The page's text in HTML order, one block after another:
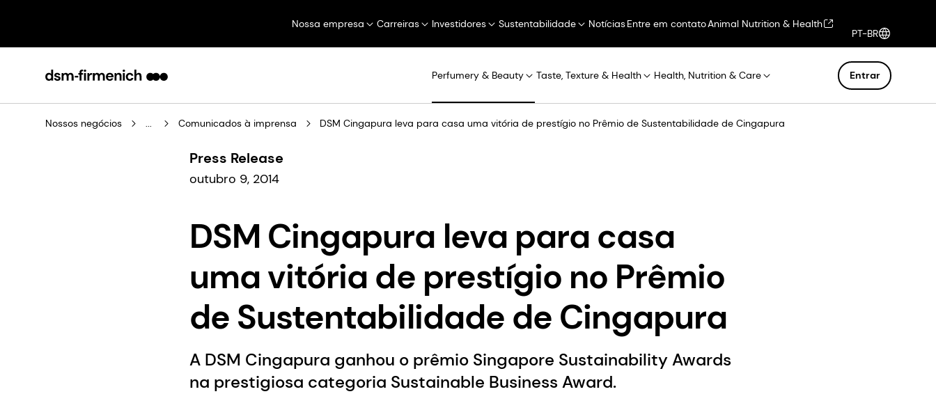
Nossa empresa Carreiras Investidores Sustentabilidade NotíciasEntre em contatoAnimal Nutrition & Health
PT-BR
Perfumery & Beauty Taste, Texture & Health Health, Nutrition & Care Entrar
Nossos negócios ... Comunicados à imprensa DSM Cingapura leva para casa uma vitória de prestígio no Prêmio de Sustentabilidade de Cingapura
Press Release
outubro 9, 2014
DSM Cingapura leva para casa
uma vitória de prestígio no Prêmio
de Sustentabilidade de Cingapura
A DSM Cingapura ganhou o prêmio Singapore Sustainability Awards
na prestigiosa categoria Sustainable Business Award.